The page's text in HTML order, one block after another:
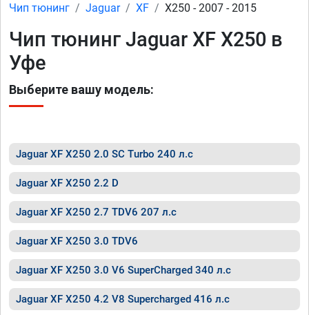
Чип тюнинг Jaguar XF X250 - 2007 - 2015
Чип тюнинг Jaguar XF X250 в
Уфе
Выберите вашу модель:
Jaguar XF X250 2.0 SC Turbo 240 л.с
Jaguar XF X250 2.2 D
Jaguar XF X250 2.7 TDV6 207 л.с
Jaguar XF X250 3.0 TDV6
Jaguar XF X250 3.0 V6 SuperCharged 340 л.с
Jaguar XF X250 4.2 V8 Supercharged 416 л.с